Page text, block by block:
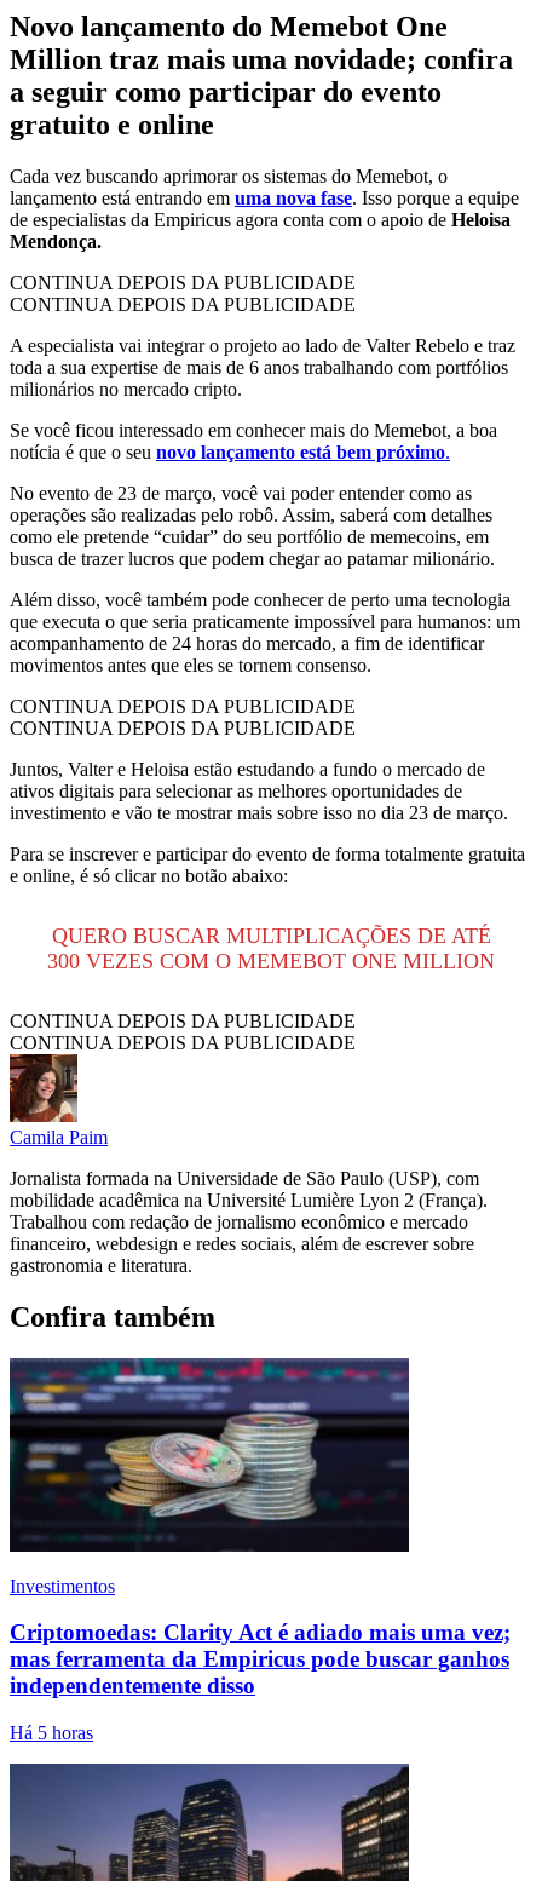
Novo lançamento do Memebot One
Million traz mais uma novidade; confira
a seguir como participar do evento
gratuito e online
Cada vez buscando aprimorar os sistemas do Memebot, o
lançamento está entrando em uma nova fase. Isso porque a equipe
de especialistas da Empiricus agora conta com o apoio de Heloisa
Mendonça.
CONTINUA DEPOIS DA PUBLICIDADE
CONTINUA DEPOIS DA PUBLICIDADE
A especialista vai integrar o projeto ao lado de Valter Rebelo e traz
toda a sua expertise de mais de 6 anos trabalhando com portfólios
milionários no mercado cripto.
Se você ficou interessado em conhecer mais do Memebot, a boa
notícia é que o seu novo lançamento está bem próximo.
No evento de 23 de março, você vai poder entender como as
operações são realizadas pelo robô. Assim, saberá com detalhes
como ele pretende “cuidar” do seu portfólio de memecoins, em
busca de trazer lucros que podem chegar ao patamar milionário.
Além disso, você também pode conhecer de perto uma tecnologia
que executa o que seria praticamente impossível para humanos: um
acompanhamento de 24 horas do mercado, a fim de identificar
movimentos antes que eles se tornem consenso.
CONTINUA DEPOIS DA PUBLICIDADE
CONTINUA DEPOIS DA PUBLICIDADE
Juntos, Valter e Heloisa estão estudando a fundo o mercado de
ativos digitais para selecionar as melhores oportunidades de
investimento e vão te mostrar mais sobre isso no dia 23 de março.
Para se inscrever e participar do evento de forma totalmente gratuita
e online, é só clicar no botão abaixo:
QUERO BUSCAR MULTIPLICAÇÕES DE ATÉ
300 VEZES COM O MEMEBOT ONE MILLION
CONTINUA DEPOIS DA PUBLICIDADE
CONTINUA DEPOIS DA PUBLICIDADE
Camila Paim
Jornalista formada na Universidade de São Paulo (USP), com
mobilidade acadêmica na Université Lumière Lyon 2 (França).
Trabalhou com redação de jornalismo econômico e mercado
financeiro, webdesign e redes sociais, além de escrever sobre
gastronomia e literatura.
Confira também
Investimentos
Criptomoedas: Clarity Act é adiado mais uma vez;
mas ferramenta da Empiricus pode buscar ganhos
independentemente disso
Há 5 horas